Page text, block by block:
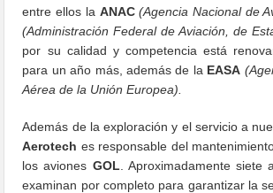
entre ellos la ANAC (Agencia Nacional de
(Administración Federal de Aviación, de
por su calidad y competencia está
para un año más, además de la EASA
Aérea de la Unión Europea).
Además de la exploración y el servicio a
Aerotech es responsable del
los aviones GOL . Aproximadamente siete
examinan por completo para garantizar la